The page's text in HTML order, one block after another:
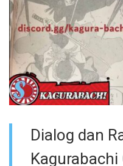
Dialog dan